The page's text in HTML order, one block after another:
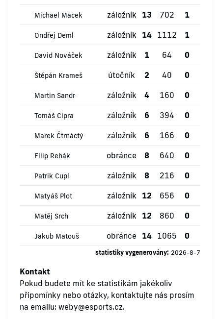
Michael Macek záložník 13 702 1
Ondřej Deml záložník 14 1112 1
David Nováček záložník 1 64 0
Štěpán Krameš útočník 2 40 0
Martin Sandr záložník 4 160 0
Tomáš Cipra záložník 6 394 0
Marek Čtrnáctý záložník 6 166 0
Filip Rehák obránce 8 640 0
Patrik Cupl záložník 8 216 0
Matyáš Plot záložník 12 656 0
Matěj Srch záložník 12 860 0
Jakub Matouš obránce 14 1065 0
statistiky vygenerovány: 2026-8-7
Kontakt
Pokud budete mít ke statistikám jakékoliv
připomínky nebo otázky, kontaktujte nás prosím
na emailu: weby@esports.cz.